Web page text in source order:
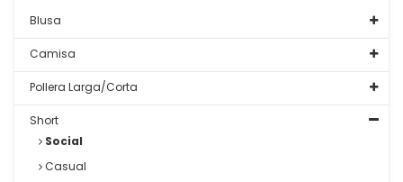
Blusa
Camisa
Pollera Larga/Corta
Short
Social
Casual